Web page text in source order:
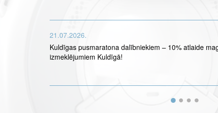
21.07.2026.
Kuldīgas pusmaratona dalībniekiem – 10% atlaide
izmeklējumiem Kuldīgā!